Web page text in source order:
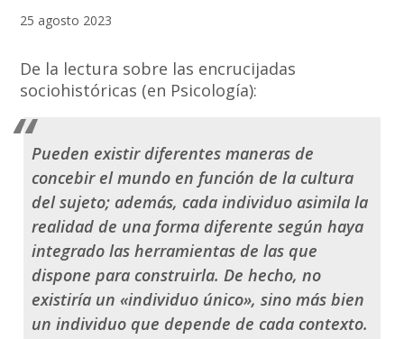
25 agosto 2023
De la lectura sobre las encrucijadas
sociohistóricas (en Psicología):
Pueden existir diferentes maneras de
concebir el mundo en función de la cultura
del sujeto; además, cada individuo asimila la
realidad de una forma diferente según haya
integrado las herramientas de las que
dispone para construirla. De hecho, no
existiría un «individuo único», sino más bien
un individuo que depende de cada contexto.